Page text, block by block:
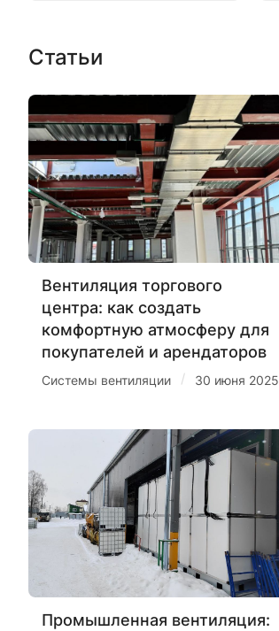
Статьи
Вентиляция торгового
центра: как создать
комфортную атмосферу для
покупателей и арендаторов
Системы вентиляции / 30 июня 2025
Промышленная вентиляция: